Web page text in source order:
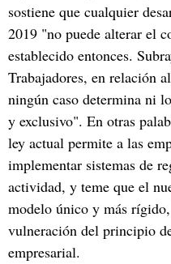
sostiene que cualquier
2019 "no puede alterar el
establecido entonces.
Trabajadores, en relación
ningún caso determina ni
y exclusivo". En otras
ley actual permite a las
implementar sistemas de
actividad, y teme que el
modelo único y más
vulneración del principio
empresarial.